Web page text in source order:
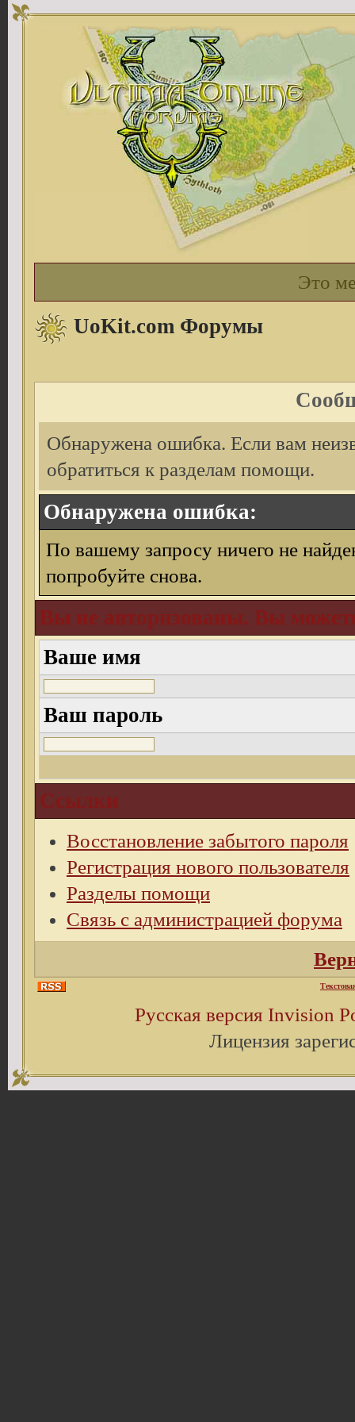
Это
UoKit.com Форумы
Обнаружена ошибка. Если вам
обратиться к разделам помощи.
Обнаружена ошибка:
По вашему запросу ничего не
попробуйте снова.
Вы не авторизованы. Вы
Ваше имя
Ваш пароль
Ссылки
Восстановление забытого пароля
Регистрация нового пользователя
Разделы помощи
Связь с администрацией форума
Русская версия Invision
Лицензия